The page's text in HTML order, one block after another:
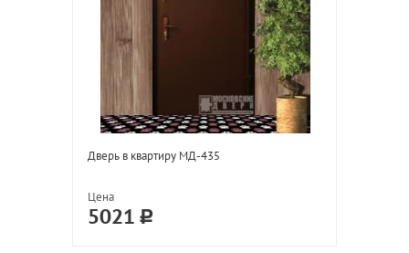
Дверь в квартиру МД-435
Цена
5021